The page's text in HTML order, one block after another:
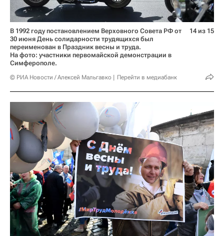
В 1992 году постановлением Верховного Совета РФ от
30 июня День солидарности трудящихся был
переименован в Праздник весны и труда.
На фото: участники первомайской демонстрации в
Симферополе.
© РИА Новости / Алексей Мальгавко Перейти в медиабанк
14 из 15